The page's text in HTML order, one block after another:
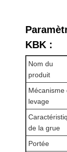
KBK :
Nom du
produit
Mécanisme
levage
de la grue
Portée